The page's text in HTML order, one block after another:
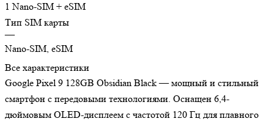
1 Nano-SIM + eSIM
Тип SIM карты
—
Nano-SIM, eSIM
Все характеристики
Google Pixel 9 128GB Obsidian Black — мощный и стильный
смартфон с передовыми технологиями. Оснащен 6,4-
дюймовым OLED-дисплеем с частотой 120 Гц для плавного